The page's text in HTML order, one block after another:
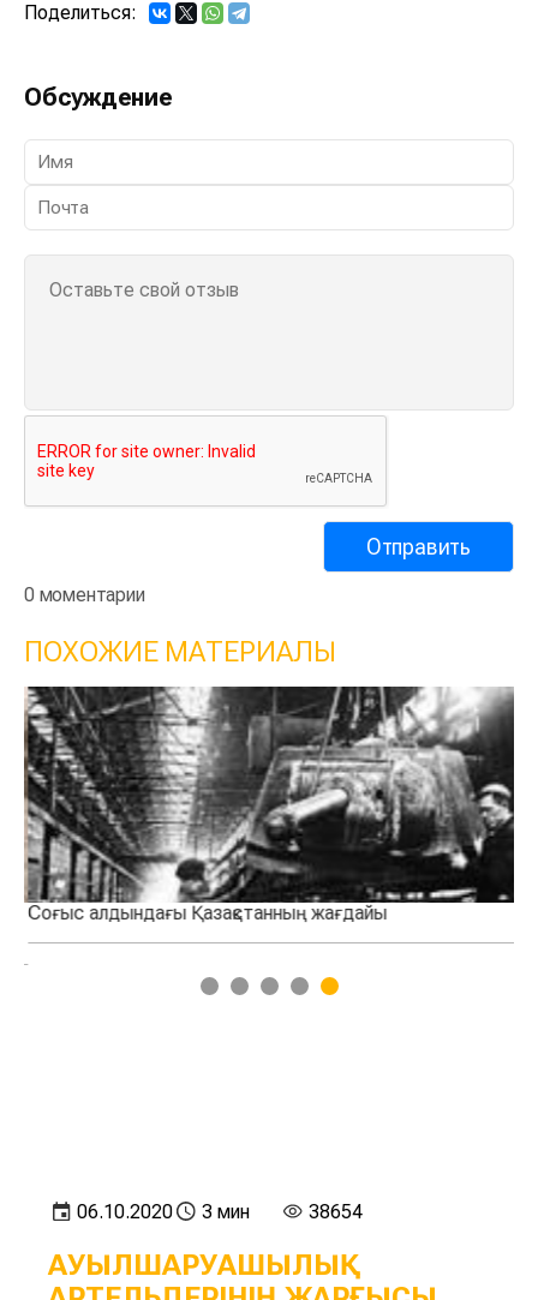
Поделиться:
Обсуждение
0 моментарии
ПОХОЖИЕ МАТЕРИАЛЫ
Соғыс алдындағы Қазақстанның жағдайы
1 2 3 4 5
06.10.2020 3 мин 38654
АУЫЛШАРУАШЫЛЫҚ